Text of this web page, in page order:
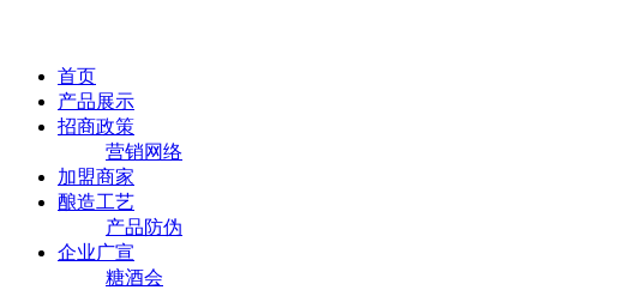
首页
产品展示
招商政策
营销网络
加盟商家
酿造工艺
产品防伪
企业广宣
糖酒会